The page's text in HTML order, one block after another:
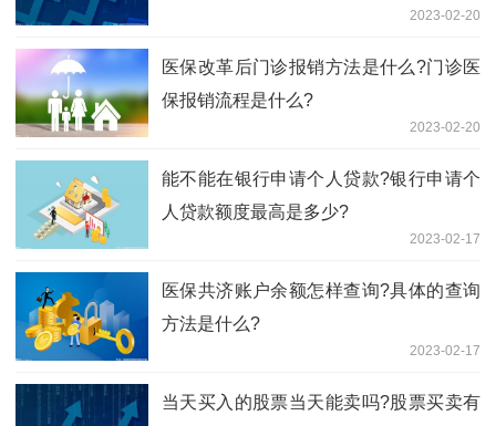
2023-02-20
医保改革后门诊报销方法是什么?门诊医
保报销流程是什么?
2023-02-20
能不能在银行申请个人贷款?银行申请个
人贷款额度最高是多少?
2023-02-17
医保共济账户余额怎样查询?具体的查询
方法是什么?
2023-02-17
当天买入的股票当天能卖吗?股票买卖有